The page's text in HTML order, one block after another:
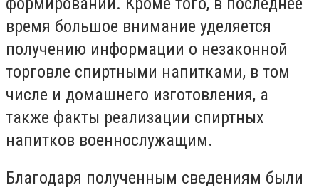
время большое внимание уделяется
получению информации о незаконной
торговле спиртными напитками, в том
числе и домашнего изготовления, а
также факты реализации спиртных
напитков военнослужащим.
Благодаря полученным сведениям были